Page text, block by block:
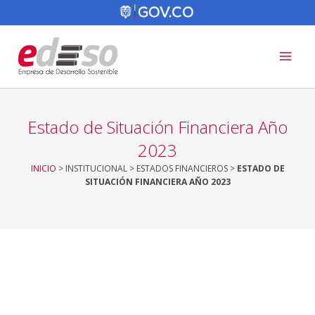
al
contenido
Estado de Situación Financiera Año
2023
INICIO > INSTITUCIONAL > ESTADOS FINANCIEROS > ESTADO DE
SITUACIÓN FINANCIERA AÑO 2023